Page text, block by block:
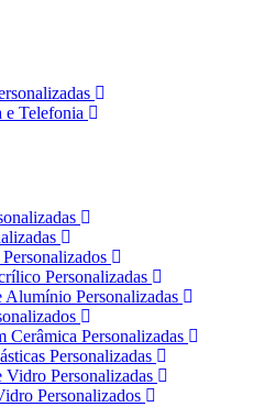
e Telefonia
Personalizadas
Alumínio Personalizadas
Cerâmica Personalizadas
Personalizadas
Vidro Personalizadas
Personalizados